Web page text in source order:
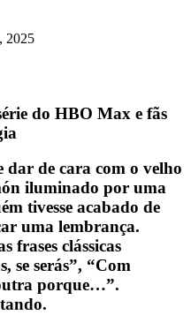
2025
do HBO Max e fãs
de cara com o velho
iluminado por uma
tivesse acabado de
uma lembrança.
frases clássicas
se serás”, “Com
porque…”.